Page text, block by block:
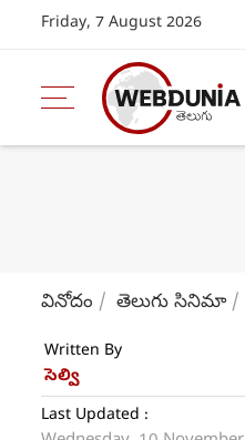
Friday, 7 August 2026
వినోదం తెలుగు సినిమా
Written By
సెల్వి
Last Updated :